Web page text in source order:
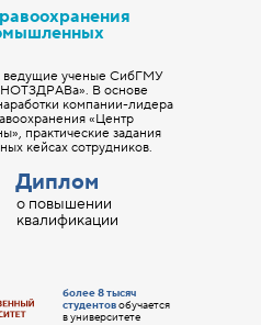
Диплом
более 8 тысяч
студентовобучается
в университете
ведущие ученые СибГМУ
В основе
компании-лидера
«Центр
практические задания
кейсах сотрудников.
о повышении
квалификации